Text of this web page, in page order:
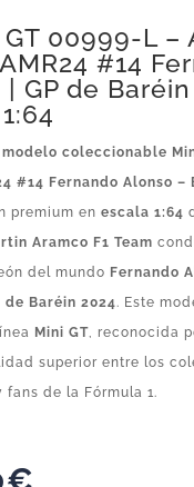
00999-L –
#14
GP de
coleccionable
#14 Fernando Alonso –
premium en escala 1:64
Aramco F1 Team
del mundo Fernando
de Baréin 2024. Este
Mini GT, reconocida
superior entre los
fans de la Fórmula 1.